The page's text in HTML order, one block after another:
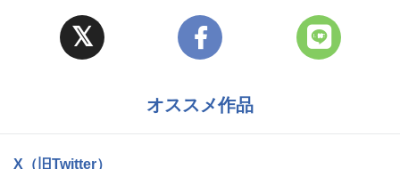
オススメ作品
X（旧Twitter）